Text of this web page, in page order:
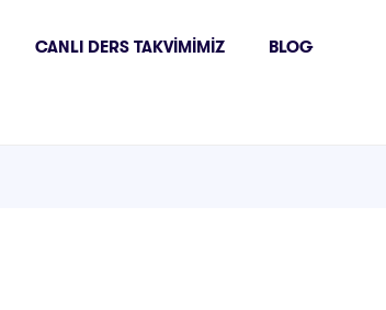
CANLI DERS TAKVIMIMIZ BLOG